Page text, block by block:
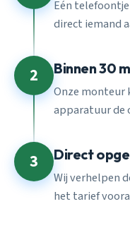
Eén
direct iemand
2 Binnen 30
Onze monteur
apparatuur de
3 Direct
Wij verhelpen
het tarief